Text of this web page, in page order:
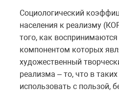
Социологический
населения к реализму
того, как
компонентом которых
художественный
реализма – то, что в
использовать с пользой,